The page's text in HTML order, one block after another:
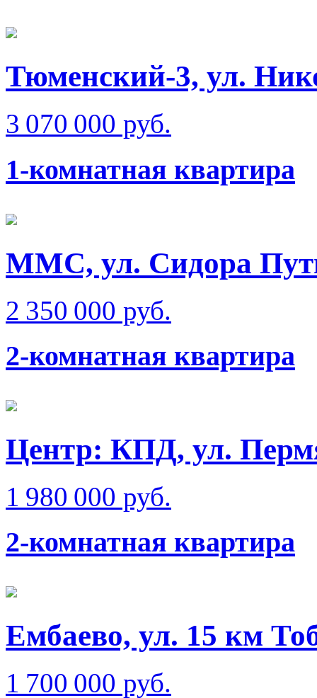
Тюменский-3, ул.
3 070 000 руб.
1-комнатная квартира
ММС, ул. Сидора
2 350 000 руб.
2-комнатная квартира
Центр: КПД, ул.
1 980 000 руб.
2-комнатная квартира
Ембаево, ул. 15 км
1 700 000 руб.